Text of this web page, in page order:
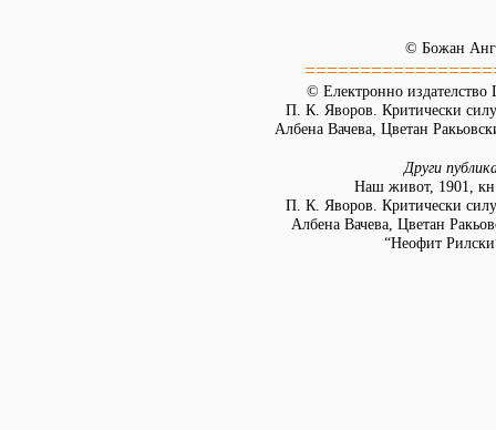
© Божан
© Електронно издателство
П. К. Яворов. Критически
Албена Вачева, Цветан
Други
Наш живот, 1901,
П. К. Яворов. Критически
Албена Вачева, Цветан
“Неофит